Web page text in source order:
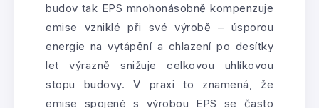
budov tak EPS mnohonásobně kompenzuje
emise vzniklé při své výrobě – úsporou
energie na vytápění a chlazení po desítky
let výrazně snižuje celkovou uhlíkovou
stopu budovy. V praxi to znamená, že
emise spojené s výrobou EPS se často